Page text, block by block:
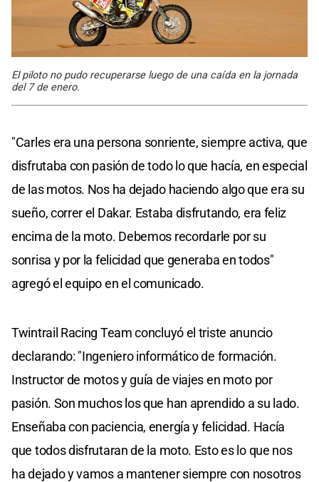
El piloto no pudo recuperarse luego de una caída en la jornada
del 7 de enero.
"Carles era una persona sonriente, siempre activa, que
disfrutaba con pasión de todo lo que hacía, en especial
de las motos. Nos ha dejado haciendo algo que era su
sueño, correr el Dakar. Estaba disfrutando, era feliz
encima de la moto. Debemos recordarle por su
sonrisa y por la felicidad que generaba en todos"
agregó el equipo en el comunicado.
Twintrail Racing Team concluyó el triste anuncio
declarando: "Ingeniero informático de formación.
Instructor de motos y guía de viajes en moto por
pasión. Son muchos los que han aprendido a su lado.
Enseñaba con paciencia, energía y felicidad. Hacía
que todos disfrutaran de la moto. Esto es lo que nos
ha dejado y vamos a mantener siempre con nosotros